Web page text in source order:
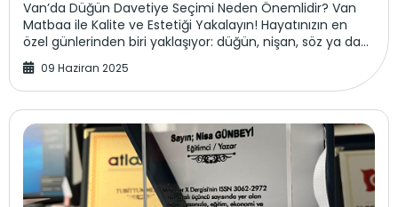
Van’da Düğün Davetiye Seçimi Neden Önemlidir? Van
Matbaa ile Kalite ve Estetiği Yakalayın! Hayatınızın en
özel günlerinden biri yaklaşıyor: düğün, nişan, söz ya da
farklı bir kutlama… Sevdiklerinize b...
09 Haziran 2025